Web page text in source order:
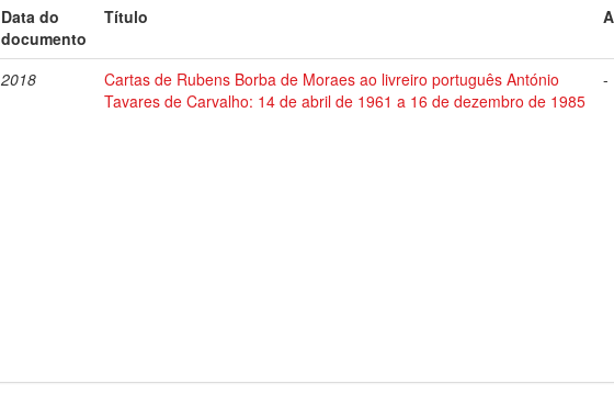
Data do
documento
Título
2018
Cartas de Rubens Borba de Moraes ao livreiro português António
Tavares de Carvalho: 14 de abril de 1961 a 16 de dezembro de 1985
-